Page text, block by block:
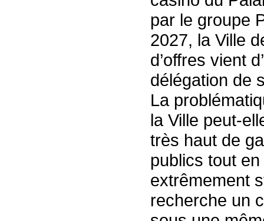
par le groupe
2027, la Ville
d’offres vient
délégation de
La
la Ville peut-
très haut de
publics tout
extrêmement
recherche un